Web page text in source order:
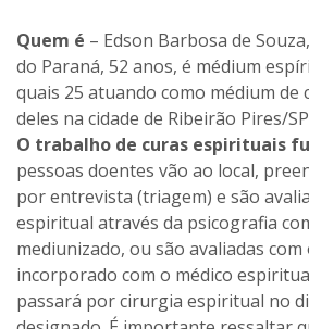
Quem é – Edson Barbosa de
do Paraná, 52 anos, é médium
quais 25 atuando como médium de
deles na cidade de Ribeirão Pires/
O trabalho de curas espirituais
pessoas doentes vão ao local,
por entrevista (triagem) e são
espiritual através da psicografia
mediunizado, ou são avaliadas com
incorporado com o médico
passará por cirurgia espiritual no